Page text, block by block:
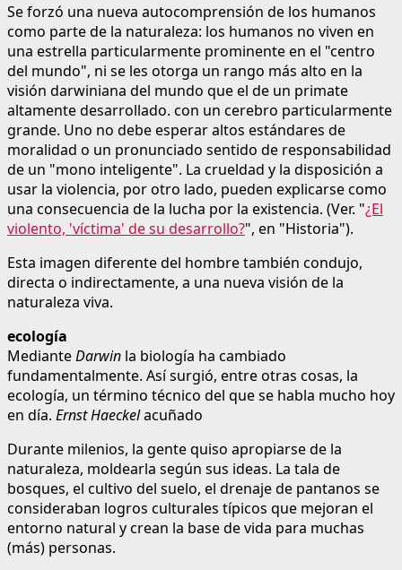
Se forzó una nueva autocomprensión de los humanos
como parte de la naturaleza: los humanos no viven en
una estrella particularmente prominente en el "centro
del mundo", ni se les otorga un rango más alto en la
visión darwiniana del mundo que el de un primate
altamente desarrollado. con un cerebro particularmente
grande. Uno no debe esperar altos estándares de
moralidad o un pronunciado sentido de responsabilidad
de un "mono inteligente". La crueldad y la disposición a
usar la violencia, por otro lado, pueden explicarse como
una consecuencia de la lucha por la existencia. (Ver. "¿El
violento, 'víctima' de su desarrollo?", en "Historia").
Esta imagen diferente del hombre también condujo,
directa o indirectamente, a una nueva visión de la
naturaleza viva.
ecología
MedianteDarwin la biología ha cambiado
fundamentalmente. Así surgió, entre otras cosas, la
ecología, un término técnico del que se habla mucho hoy
en día. Ernst Haeckelacuñado
Durante milenios, la gente quiso apropiarse de la
naturaleza, moldearla según sus ideas. La tala de
bosques, el cultivo del suelo, el drenaje de pantanos se
consideraban logros culturales típicos que mejoran el
entorno natural y crean la base de vida para muchas
(más) personas.